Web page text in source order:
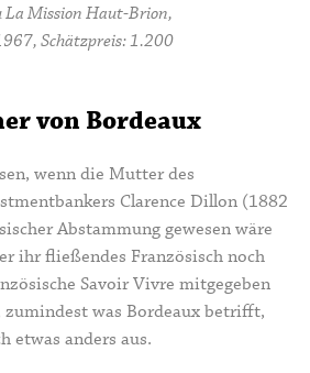
La Mission Haut-Brion,
Schätzpreis: 1.200
von Bordeaux
wenn die Mutter des
Clarence Dillon (1882
Abstammung gewesen wäre
ihr fließendes Französisch noch
Savoir Vivre mitgegeben
was Bordeaux betrifft,
etwas anders aus.